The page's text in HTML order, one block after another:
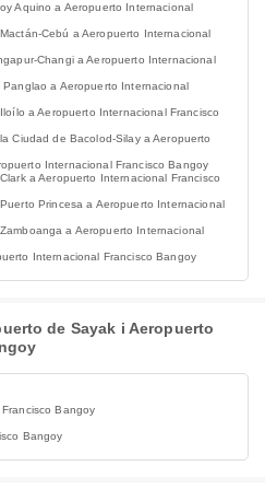
Aquino a Aeropuerto Internacional
Cebú a Aeropuerto Internacional
Changi a Aeropuerto Internacional
a Aeropuerto Internacional
a Aeropuerto Internacional Francisco
Ciudad de Bacolod-Silay a Aeropuerto
Internacional Francisco Bangoy
a Aeropuerto Internacional Francisco
Princesa a Aeropuerto Internacional
a Aeropuerto Internacional
Internacional Francisco Bangoy
de Sayak i Aeropuerto
Bangoy
Bangoy